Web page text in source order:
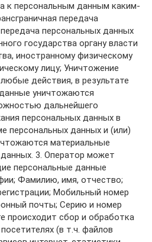
к персональным данным каким-
передача
персональных данных
государства органу власти
иностранному физическому
лицу; Уничтожение
действия, в результате
уничтожаются
дальнейшего
персональных данных в
персональных данных и (или)
материальные
3. Оператор может
персональные данные
Фамилию, имя, отчество;
Мобильный номер
почты; Серию и номер
происходит сбор и обработка
(в т.ч. файлов